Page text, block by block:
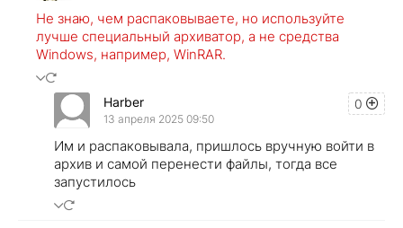
Не знаю, чем распаковываете, но используйте
лучше специальный архиватор, а не средства
Windows, например, WinRAR.
0
Harber
13 апреля 2025 09:50
Им и распаковывала, пришлось вручную войти в
архив и самой перенести файлы, тогда все
запустилось